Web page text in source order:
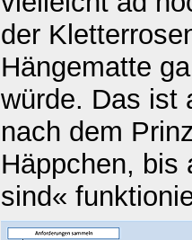
der
Hängematte
würde. Das ist
nach dem
Häppchen, bis
sind«